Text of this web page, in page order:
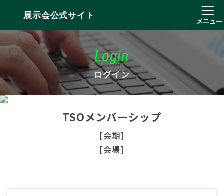
展示会公式サイト
メニュー
Login
ログイン
TSOメンバーシップ
[会期]
[会場]